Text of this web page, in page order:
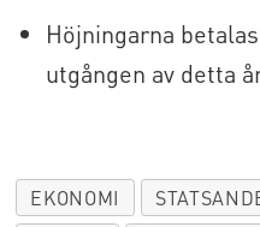
Höjningarna
utgången av detta
EKONOMI